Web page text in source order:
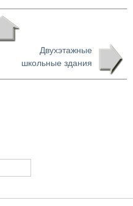
Двухэтажные
школьные здания